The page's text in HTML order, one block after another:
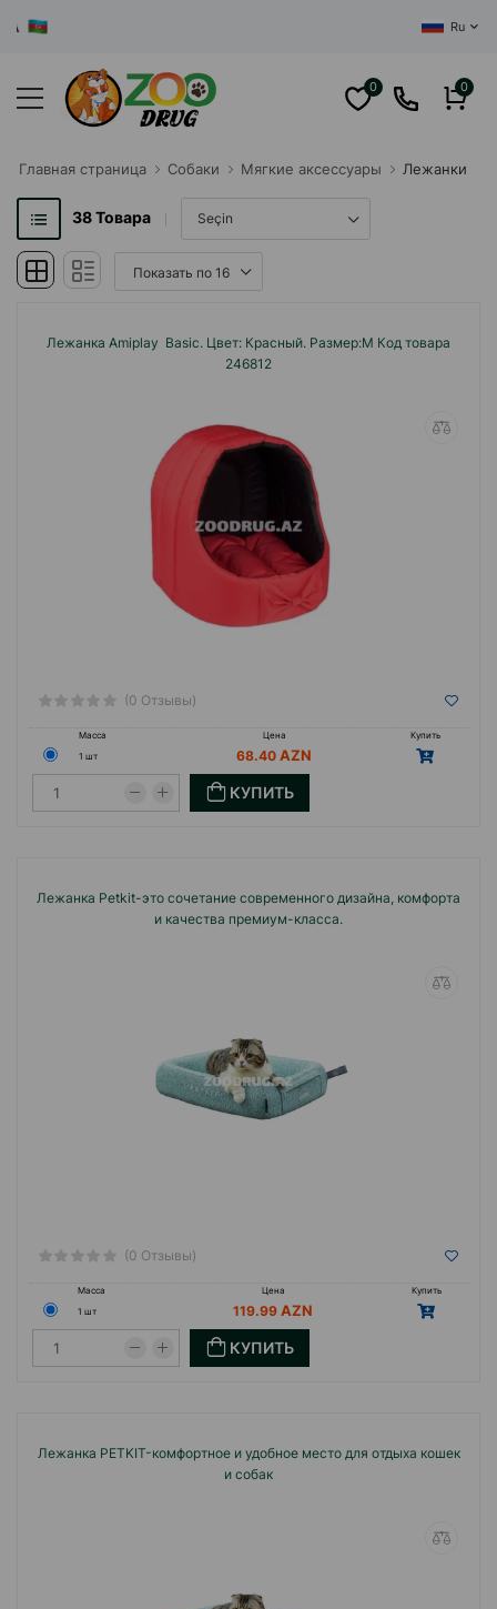
Ru
0 0
Главная cтраница Собаки Мягкие аксессуары Лежанки
38Товара
Лежанка Amiplay Basic. Цвет: Красный. Размер:M Код товара
246812
(0 Отзывы)
Масса Цена
Купить
1 шт
68.40
КУПИТЬ
Лежанка Petkit-это сочетание современного дизайна, комфорта
и качества премиум-класса.
(0 Отзывы)
Масса Цена
Купить
1 шт
119.99
КУПИТЬ
Лежанка PETKIT-комфортное и удобное место для отдыха кошек
и собак